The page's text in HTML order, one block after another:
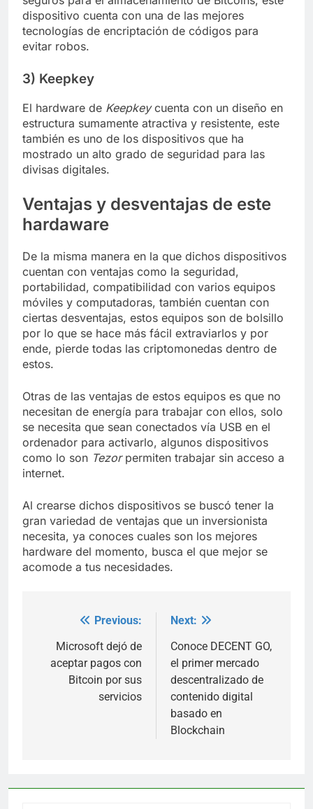
dispositivo cuenta con una de las mejores
tecnologías de encriptación de códigos para
evitar robos.
3) Keepkey
El hardware de Keepkeycuenta con un diseño en
estructura sumamente atractiva y resistente, este
también es uno de los dispositivos que ha
mostrado un alto grado de seguridad para las
divisas digitales.
Ventajas y desventajas de este
hardaware
De la misma manera en la que dichos dispositivos
cuentan con ventajas como la seguridad,
portabilidad, compatibilidad con varios equipos
móviles y computadoras, también cuentan con
ciertas desventajas, estos equipos son de bolsillo
por lo que se hace más fácil extraviarlos y por
ende, pierde todas las criptomonedas dentro de
estos.
Otras de las ventajas de estos equipos es que no
necesitan de energía para trabajar con ellos, solo
se necesita que sean conectados vía USB en el
ordenador para activarlo, algunos dispositivos
como lo son Tezorpermiten trabajar sin acceso a
internet.
Al crearse dichos dispositivos se buscó tener la
gran variedad de ventajas que un inversionista
necesita, ya conoces cuales son los mejores
hardware del momento, busca el que mejor se
acomode a tus necesidades.
navigation
Previous:
Microsoft dejó de
aceptar pagos con
Bitcoin por sus
servicios
Next:
Conoce DECENT GO,
el primer mercado
descentralizado de
contenido digital
basado en
Blockchain